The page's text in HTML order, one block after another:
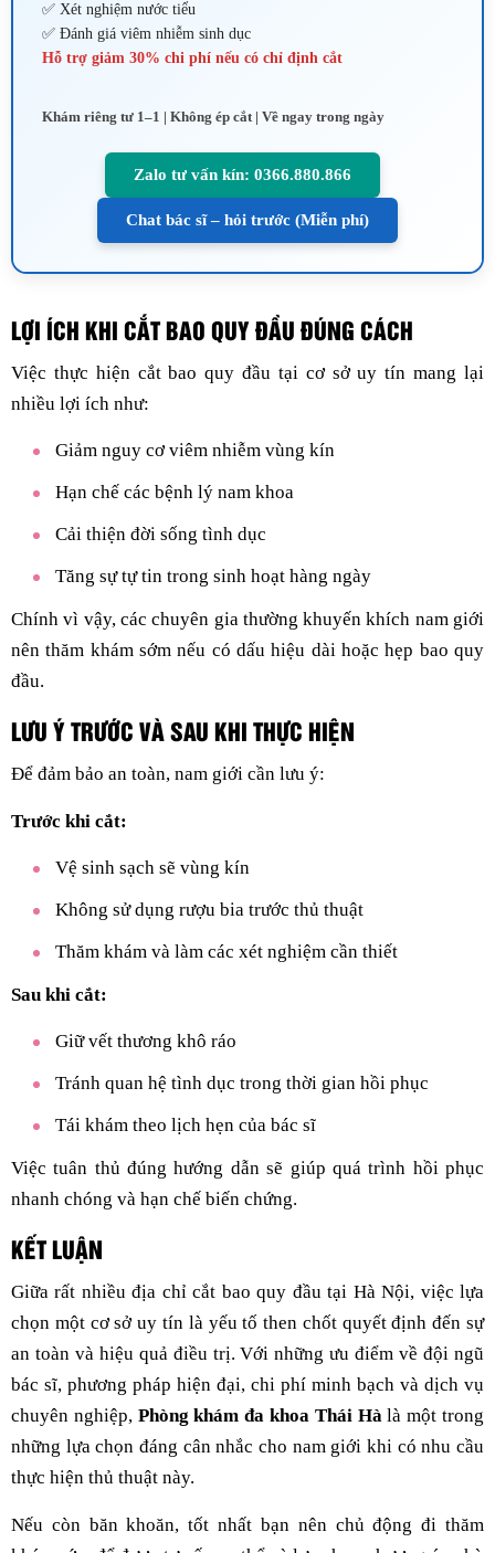
✅ Xét nghiệm nước tiểu
✅ Đánh giá viêm nhiễm sinh dục
Hỗ trợ giảm 30% chi phí nếu có chỉ định cắt
Khám riêng tư 1–1 | Không ép cắt | Về ngay trong ngày
Zalo tư vấn kín: 0366.880.866
Chat bác sĩ – hỏi trước (Miễn phí)
LỢI ÍCH KHI CẮT BAO QUY ĐẦU ĐÚNG CÁCH
Việc thực hiện cắt bao quy đầu tại cơ sở uy tín mang lại
nhiều lợi ích như:
Giảm nguy cơ viêm nhiễm vùng kín
Hạn chế các bệnh lý nam khoa
Cải thiện đời sống tình dục
Tăng sự tự tin trong sinh hoạt hàng ngày
Chính vì vậy, các chuyên gia thường khuyến khích nam giới
nên thăm khám sớm nếu có dấu hiệu dài hoặc hẹp bao quy
đầu.
LƯU Ý TRƯỚC VÀ SAU KHI THỰC HIỆN
Để đảm bảo an toàn, nam giới cần lưu ý:
Trước khi cắt:
Vệ sinh sạch sẽ vùng kín
Không sử dụng rượu bia trước thủ thuật
Thăm khám và làm các xét nghiệm cần thiết
Sau khi cắt:
Giữ vết thương khô ráo
Tránh quan hệ tình dục trong thời gian hồi phục
Tái khám theo lịch hẹn của bác sĩ
Việc tuân thủ đúng hướng dẫn sẽ giúp quá trình hồi phục
nhanh chóng và hạn chế biến chứng.
KẾT LUẬN
Giữa rất nhiều địa chỉ cắt bao quy đầu tại Hà Nội, việc lựa
chọn một cơ sở uy tín là yếu tố then chốt quyết định đến sự
an toàn và hiệu quả điều trị. Với những ưu điểm về đội ngũ
bác sĩ, phương pháp hiện đại, chi phí minh bạch và dịch vụ
chuyên nghiệp, Phòng khám đa khoa Thái Hàlà một trong
những lựa chọn đáng cân nhắc cho nam giới khi có nhu cầu
thực hiện thủ thuật này.
Nếu còn băn khoăn, tốt nhất bạn nên chủ động đi thăm